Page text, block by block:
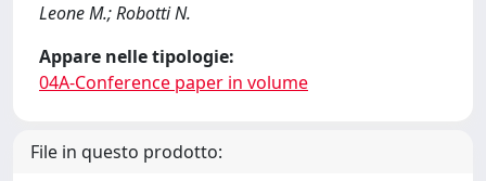
Leone M.; Robotti N.
Appare nelle tipologie:
04A-Conference paper in volume
File in questo prodotto: